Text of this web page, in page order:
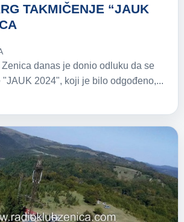
TAKMIČENJE “JAUK
danas je donio odluku da se
2024", koji je bilo odgođeno,...